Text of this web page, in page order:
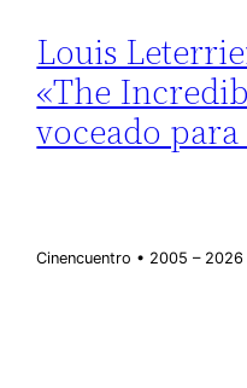
Louis
«The
voceado
Cinencuentro • 2005 –